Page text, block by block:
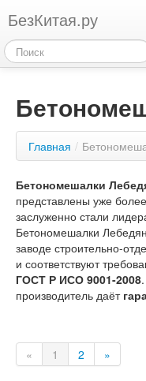
БезКитая.ру
Каталог
Контакты
Акции 3
Главная /
Бетономешалки
представлены уже
заслуженно стали
Бетономешалки
заводе строительно-
и соответствуют
ГОСТ Р ИСО 9001-2008
производитель даёт
« 1 2 »